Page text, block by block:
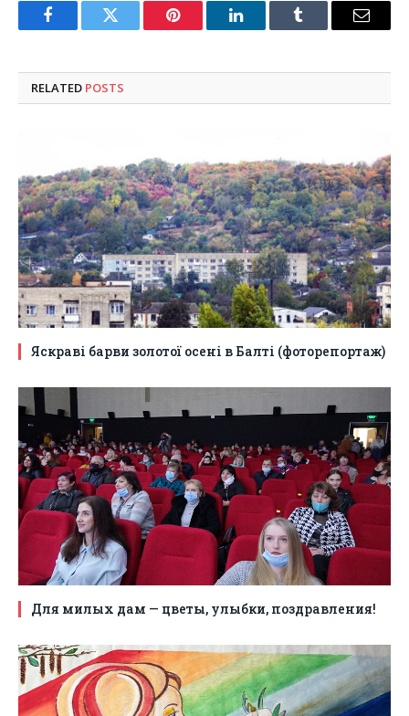
FacebookTwitter Pinterest LinkedInTumblr Email
RELATED POSTS
Яскраві барви золотої осені в Балті (фоторепортаж)
Для милых дам — цветы, улыбки, поздравления!